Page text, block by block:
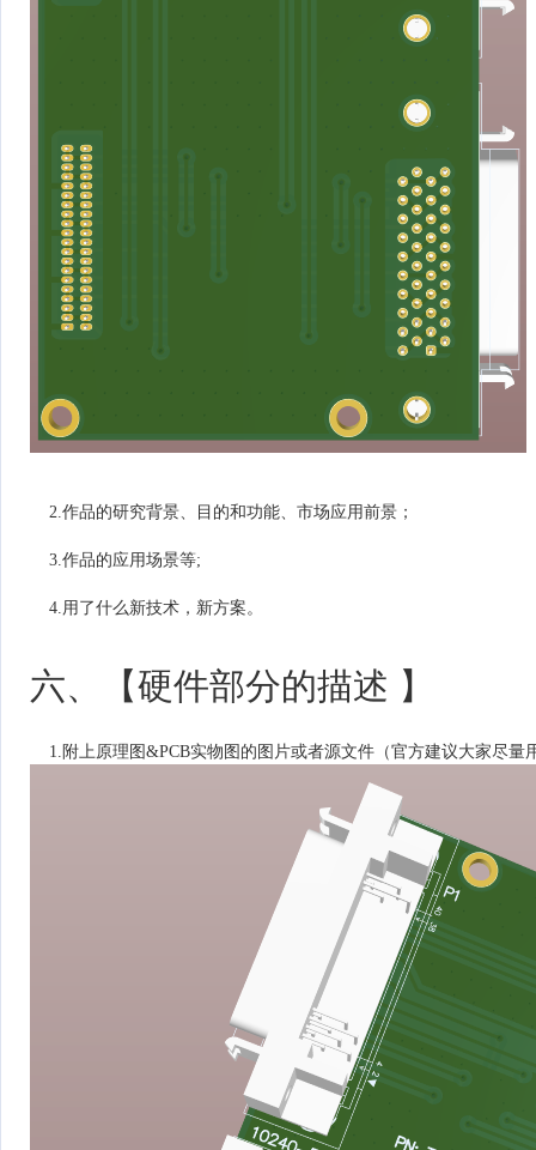
2.作品的研究背景、目的和功能、市场应用前景；
3.作品的应用场景等;
4.用了什么新技术，新方案。
六、【硬件部分的描述 】
1.附上原理图&PCB实物图的图片或者源文件（官方建议大家尽量